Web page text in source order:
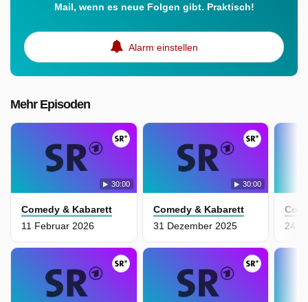
Mail, wenn es neue Folgen gibt. Praktisch!
Alarm einstellen
Mehr Episoden
30:00
Comedy & Kabarett
11 Februar 2026
30:00
Comedy & Kabarett
31 Dezember 2025
24